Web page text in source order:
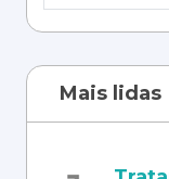
Mais lidas